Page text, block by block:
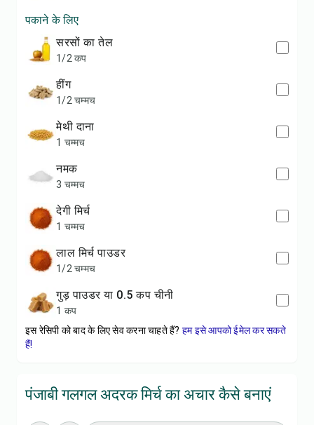
पकाने के लिए
सरसों का तेल
1/2 कप
हींग
1/2 चम्मच
मेथी दाना
1 चम्मच
नमक
3 चम्मच
देगी मिर्च
1 चम्मच
लाल मिर्च पाउडर
1/2 चम्मच
गुड़ पाउडर या 0.5 कप चीनी
1 कप
इस रेसिपी को बाद के लिए सेव करना चाहते हैं? हम इसे आपको ईमेल कर सकते
हैं!
पंजाबी गलगल अदरक मिर्च का अचार कैसे बनाएं